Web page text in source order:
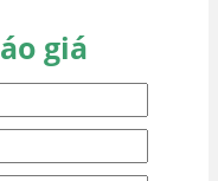
giá